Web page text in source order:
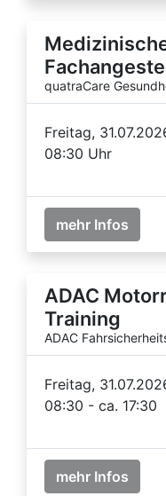
quatraCare
Freitag,
08:30 Uhr
mehr Infos
ADAC
Training
ADAC
Freitag,
08:30 - ca. 17:30
mehr Infos